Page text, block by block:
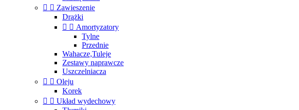
  Zawieszenie
Drążki
  Amortyzatory
Tylne
Przednie
Wahacze,Tuleje
Zestawy naprawcze
Uszczelniacza
  Oleju
Korek
  Układ wydechowy